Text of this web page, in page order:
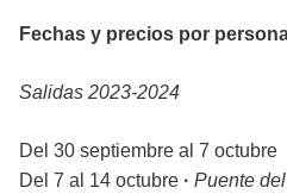
Fechas y precios por
Salidas 2023-2024
Del 30 septiembre al 7 octubre
Del 7 al 14 octubre · Puente